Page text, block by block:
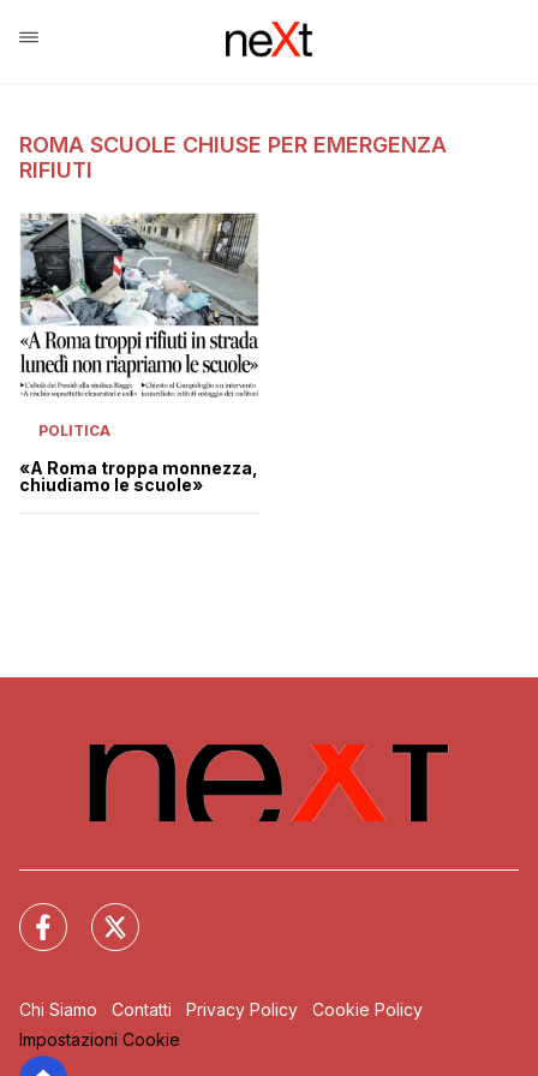
ROMA SCUOLE CHIUSE PER EMERGENZA
RIFIUTI
POLITICA
«A Roma troppa monnezza,
chiudiamo le scuole»
Chi Siamo Contatti Privacy Policy
Cookie Policy
Impostazioni Cookie